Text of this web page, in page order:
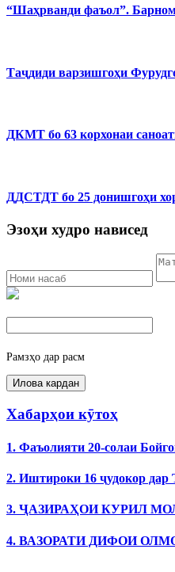
“Шаҳрванди фаъол”.
Таҷдиди варзишгоҳи
ДКМТ бо 63 корхонаи
ДДСТДТ бо 25 донишгоҳи
Эзоҳи худро нависед
Рамзҳо дар расм
Хабарҳои кӯтоҳ
1. Фаъолияти 20-солаи
2. Иштироки 16 ҷудокор дар
3. ҶАЗИРАҲОИ КУРИЛ
4. ВАЗОРАТИ ДИФОИ